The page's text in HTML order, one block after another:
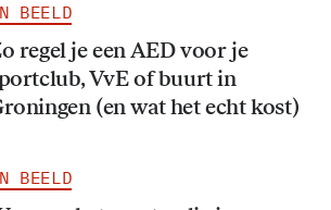
BEELD
regel je een AED voor je
VvE of buurt in
(en wat het echt kost)
BEELD